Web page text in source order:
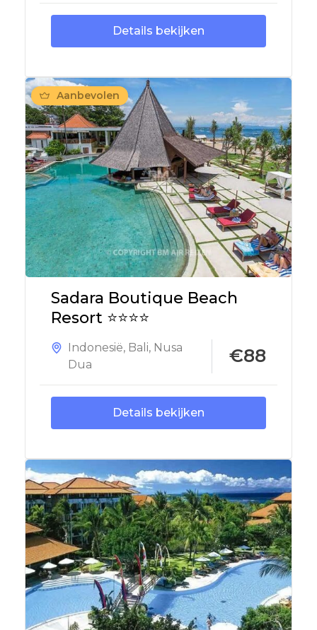
Details bekijken
Aanbevolen
Sadara Boutique Beach
Resort ⭐⭐⭐⭐
Indonesië, Bali, Nusa
Dua
€88
Details bekijken